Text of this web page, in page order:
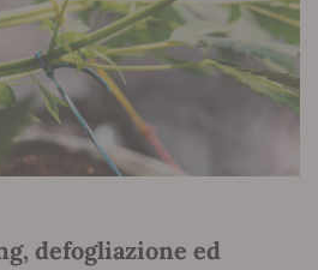
defogliazione ed